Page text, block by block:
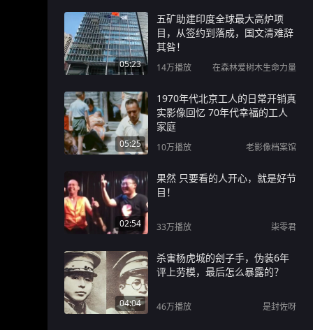
05:23
五矿助建印度全球最大高炉项
目，从签约到落成，国文清难辞
其咎！
14万播放 在森林爱树木生命力量
05:25
1970年代北京工人的日常开销真
实影像回忆 70年代幸福的工人
家庭
10万播放 老影像档案馆
02:54
果然 只要看的人开心，就是好节
目！
33万播放 柒零君
04:04
杀害杨虎城的刽子手，伪装6年
评上劳模，最后怎么暴露的？
46万播放 是封佐呀